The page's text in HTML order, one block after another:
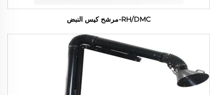
RH/DMC-مرشح كيس النبض